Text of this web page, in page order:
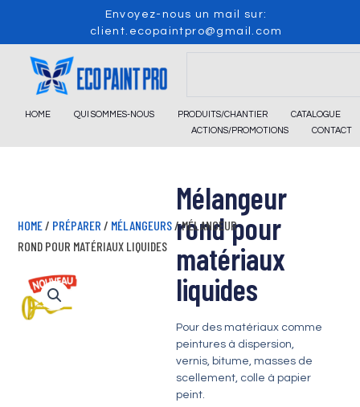
content
Envoyez-nous un mail sur:
client.ecopaintpro@gmail.com
HOME QUI SOMMES-NOUS PRODUITS/CHANTIER
CATALOGUE
ACTIONS/PROMOTIONS
CONTACT
Mélangeur
rond pour
matériaux
liquides
Pour des matériaux comme
peintures à dispersion,
vernis, bitume, masses de
scellement, colle à papier
peint.
HOME / PRÉPARER / MÉLANGEURS / MÉLANGEUR
ROND POUR MATÉRIAUX LIQUIDES